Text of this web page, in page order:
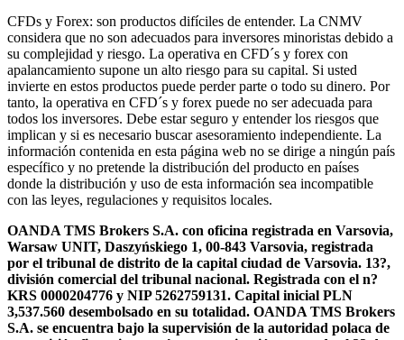
CFDs y Forex: son productos difíciles de entender. La CNMV
considera que no son adecuados para inversores minoristas debido a
su complejidad y riesgo. La operativa en CFD´s y forex con
apalancamiento supone un alto riesgo para su capital. Si usted
invierte en estos productos puede perder parte o todo su dinero. Por
tanto, la operativa en CFD´s y forex puede no ser adecuada para
todos los inversores. Debe estar seguro y entender los riesgos que
implican y si es necesario buscar asesoramiento independiente. La
información contenida en esta página web no se dirige a ningún país
específico y no pretende la distribución del producto en países
donde la distribución y uso de esta información sea incompatible
con las leyes, regulaciones y requisitos locales.
OANDA TMS Brokers S.A. con oficina registrada en Varsovia,
Warsaw UNIT, Daszyńskiego 1, 00-843 Varsovia, registrada
por el tribunal de distrito de la capital ciudad de Varsovia. 13?,
división comercial del tribunal nacional. Registrada con el n?
KRS 0000204776 y NIP 5262759131. Capital inicial PLN
3,537.560 desembolsado en su totalidad. OANDA TMS Brokers
S.A. se encuentra bajo la supervisión de la autoridad polaca de